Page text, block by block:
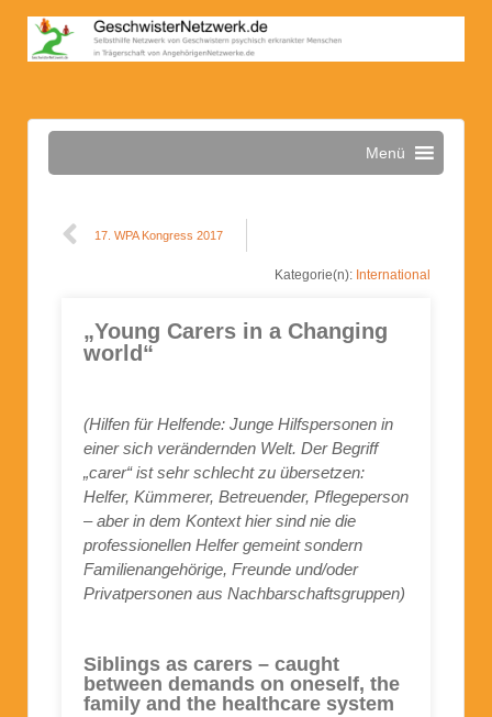
Menü
17. WPA Kongress 2017
Kategorie(n): International
„Young Carers in a Changing
world“
(Hilfen für Helfende: Junge Hilfspersonen in
einer sich verändernden Welt. Der Begriff
„carer“ ist sehr schlecht zu übersetzen:
Helfer, Kümmerer, Betreuender, Pflegeperson
– aber in dem Kontext hier sind nie die
professionellen Helfer gemeint sondern
Familienangehörige, Freunde und/oder
Privatpersonen aus Nachbarschaftsgruppen)
Siblings as carers – caught
between demands on oneself, the
family and the healthcare system